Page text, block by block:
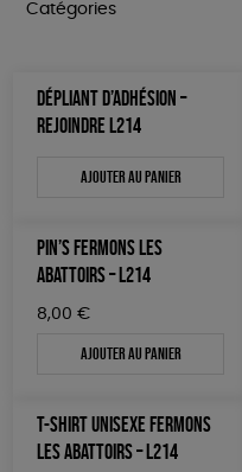
Catégories
OUTILS MILITANTS
CARTES
BROCHURES
OUTILS ÉDUCATIFS
AUTRES OUTILS ÉDUCATIFS
Par défaut
Nouveauté
Disponibilité
Prix
0 € - 50 €
100 € - 150 €
150 € - 200 €
DÉPLIANT D’ADHÉSION –
REJOINDRE L214
Ajouter au panier
PIN’S FERMONS LES
ABATTOIRS – L214
8,00 €
Ajouter au panier
T-SHIRT UNISEXE FERMONS
LES ABATTOIRS – L214